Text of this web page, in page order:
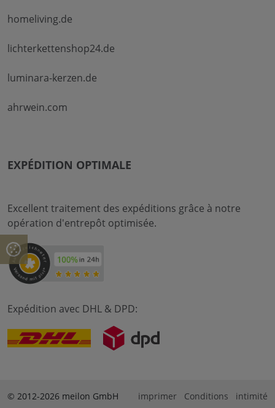
homeliving.de
lichterkettenshop24.de
luminara-kerzen.de
ahrwein.com
EXPÉDITION OPTIMALE
Excellent traitement des expéditions grâce à notre
opération d'entrepôt optimisée.
Expédition avec DHL & DPD:
© 2012-2026 meilon GmbH imprimer Conditions intimité